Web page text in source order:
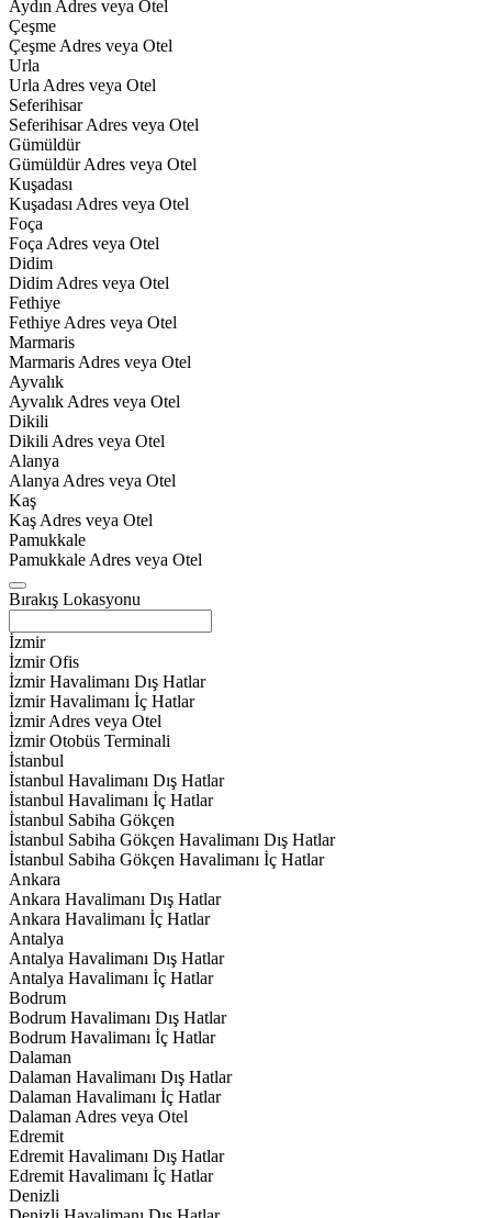
Aydın Adres veya Otel
Çeşme
Çeşme Adres veya Otel
Urla
Urla Adres veya Otel
Seferihisar
Seferihisar Adres veya Otel
Gümüldür
Gümüldür Adres veya Otel
Kuşadası
Kuşadası Adres veya Otel
Foça
Foça Adres veya Otel
Didim
Didim Adres veya Otel
Fethiye
Fethiye Adres veya Otel
Marmaris
Marmaris Adres veya Otel
Ayvalık
Ayvalık Adres veya Otel
Dikili
Dikili Adres veya Otel
Alanya
Alanya Adres veya Otel
Kaş
Kaş Adres veya Otel
Pamukkale
Pamukkale Adres veya Otel
Bırakış Lokasyonu
İzmir
İzmir Ofis
İzmir Havalimanı Dış Hatlar
İzmir Havalimanı İç Hatlar
İzmir Adres veya Otel
İzmir Otobüs Terminali
İstanbul
İstanbul Havalimanı Dış Hatlar
İstanbul Havalimanı İç Hatlar
İstanbul Sabiha Gökçen
İstanbul Sabiha Gökçen Havalimanı Dış Hatlar
İstanbul Sabiha Gökçen Havalimanı İç Hatlar
Ankara
Ankara Havalimanı Dış Hatlar
Ankara Havalimanı İç Hatlar
Antalya
Antalya Havalimanı Dış Hatlar
Antalya Havalimanı İç Hatlar
Bodrum
Bodrum Havalimanı Dış Hatlar
Bodrum Havalimanı İç Hatlar
Dalaman
Dalaman Havalimanı Dış Hatlar
Dalaman Havalimanı İç Hatlar
Dalaman Adres veya Otel
Edremit
Edremit Havalimanı Dış Hatlar
Edremit Havalimanı İç Hatlar
Denizli